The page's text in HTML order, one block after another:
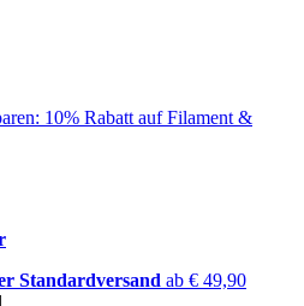
10% Rabatt auf Filament &
Standardversand ab € 49,90